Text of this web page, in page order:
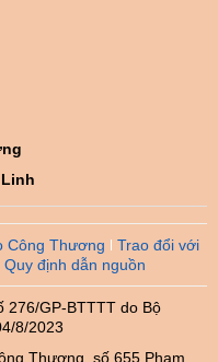
Công Thương
Trao đổi với
Quy định dẫn nguồn
276/GP-BTTTT do Bộ
8/2023
Thương, số 655 Phạm